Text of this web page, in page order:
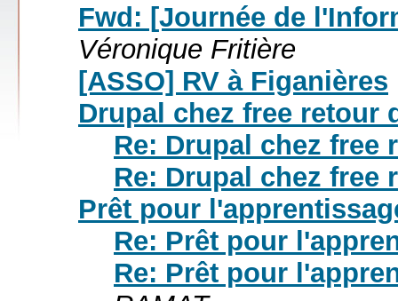
Fwd: [Journée de
Véronique Fritière
[ASSO] RV à Figanières
Drupal chez free retour
Re: Drupal chez free
Re: Drupal chez free
Prêt pour
Re: Prêt pour
Re: Prêt pour